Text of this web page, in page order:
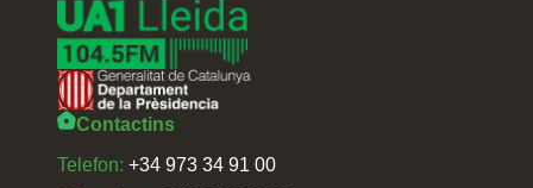
Contactins
Telefon: +34 973 34 91 00